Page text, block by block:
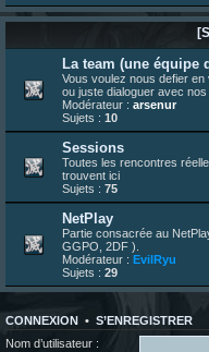
La team (une équipe
Vous voulez nous defier
ou juste dialoguer avec
Modérateur : arsenur
Sujets : 10
Sessions
Toutes les rencontres
trouvent ici
Sujets : 75
NetPlay
Partie consacrée au
GGPO, 2DF ).
Modérateur : EvilRyu
Sujets : 29
CONNEXION • S’ENREGISTRER
Nom d’utilisateur :